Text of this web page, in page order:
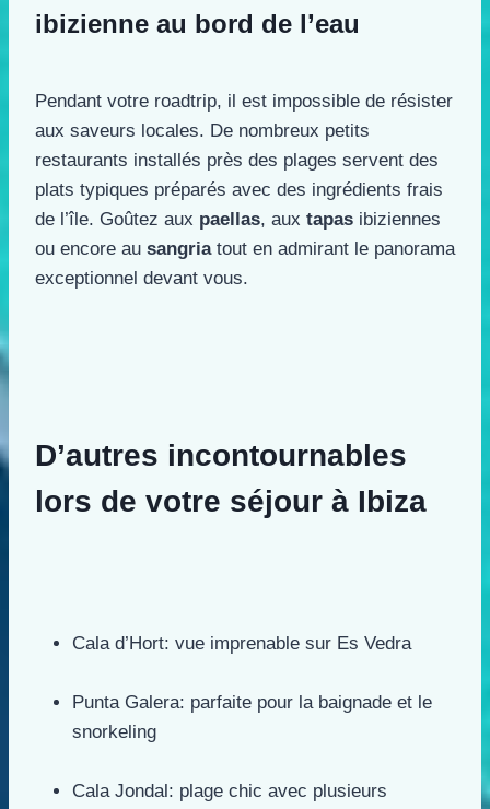
ibizienne au bord de l’eau
Pendant votre roadtrip, il est impossible de résister
aux saveurs locales. De nombreux petits
restaurants installés près des plages servent des
plats typiques préparés avec des ingrédients frais
de l’île. Goûtez aux paellas, aux tapas ibiziennes
ou encore au sangriatout en admirant le panorama
exceptionnel devant vous.
D’autres incontournables
lors de votre séjour à Ibiza
Cala d’Hort: vue imprenable sur Es Vedra
Punta Galera: parfaite pour la baignade et le
snorkeling
Cala Jondal: plage chic avec plusieurs